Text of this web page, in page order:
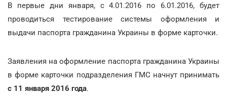
В первые дни января, с 4.01.2016 по 6.01.2016, будет
проводиться тестирование системы оформления и
выдачи паспорта гражданина Украины в форме карточки.
Заявления на оформление паспорта гражданина Украины
в форме карточки подразделения ГМС начнут принимать
с 11 января 2016 года.